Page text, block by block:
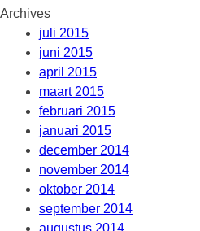
Archives
juli 2015
juni 2015
april 2015
maart 2015
februari 2015
januari 2015
december 2014
november 2014
oktober 2014
september 2014
augustus 2014